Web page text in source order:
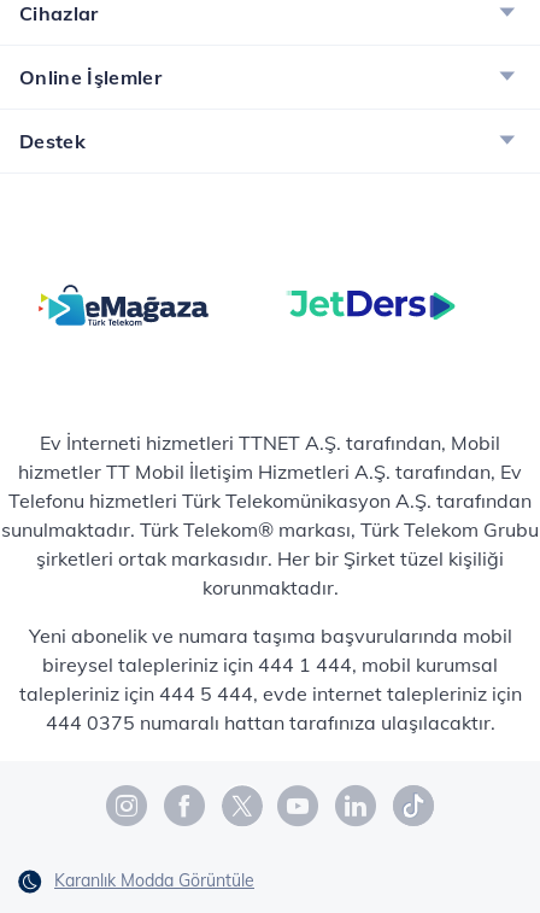
Cihazlar
Online İşlemler
Destek
Ev İnterneti hizmetleri TTNET A.Ş. tarafından, Mobil
hizmetler TT Mobil İletişim Hizmetleri A.Ş. tarafından, Ev
Telefonu hizmetleri Türk Telekomünikasyon A.Ş. tarafından
sunulmaktadır. Türk Telekom® markası, Türk Telekom Grubu
şirketleri ortak markasıdır. Her bir Şirket tüzel kişiliği
korunmaktadır.
Yeni abonelik ve numara taşıma başvurularında mobil
bireysel talepleriniz için 444 1 444, mobil kurumsal
talepleriniz için 444 5 444, evde internet talepleriniz için
444 0375 numaralı hattan tarafınıza ulaşılacaktır.
Karanlık Modda Görüntüle